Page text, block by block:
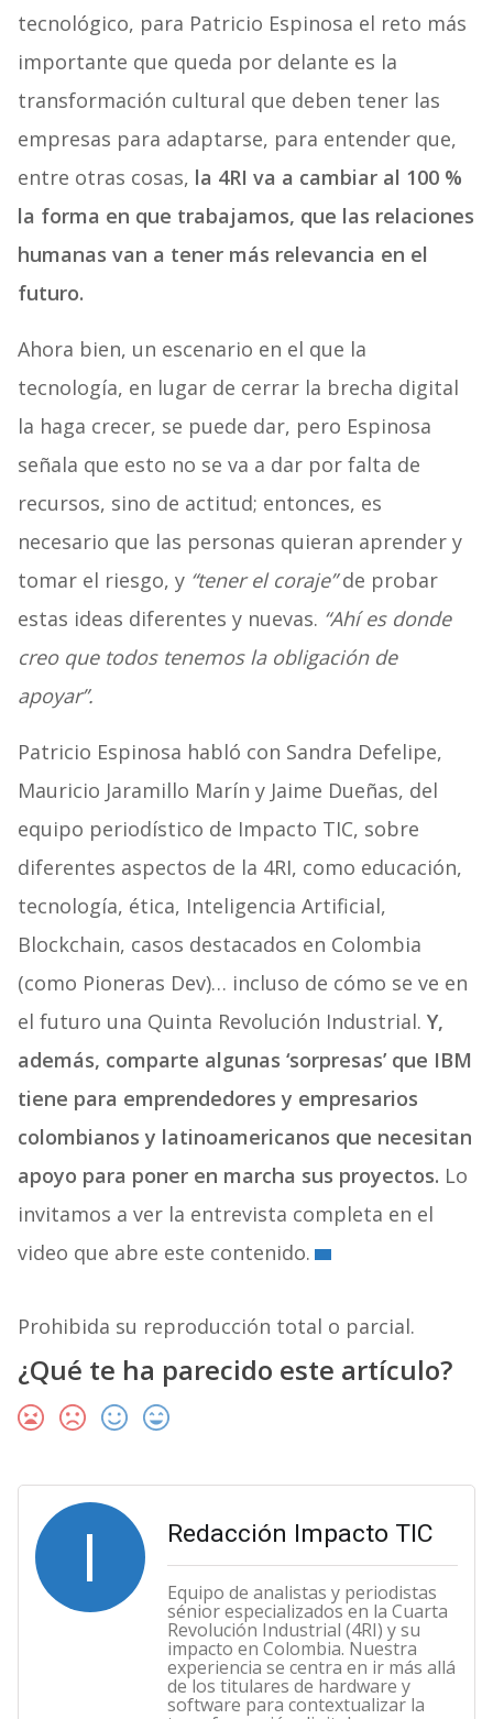
tecnológico, para Patricio Espinosa el reto más
importante que queda por delante es la
transformación cultural que deben tener las
empresas para adaptarse, para entender que,
entre otras cosas, la 4RI va a cambiar al 100 %
la forma en que trabajamos, que las relaciones
humanas van a tener más relevancia en el
futuro.
Ahora bien, un escenario en el que la
tecnología, en lugar de cerrar la brecha digital
la haga crecer, se puede dar, pero Espinosa
señala que esto no se va a dar por falta de
recursos, sino de actitud; entonces, es
necesario que las personas quieran aprender y
tomar el riesgo, y “tener el coraje”de probar
estas ideas diferentes y nuevas. “Ahí es donde
creo que todos tenemos la obligación de
apoyar”.
Patricio Espinosa habló con Sandra Defelipe,
Mauricio Jaramillo Marín y Jaime Dueñas, del
equipo periodístico de Impacto TIC, sobre
diferentes aspectos de la 4RI, como educación,
tecnología, ética, Inteligencia Artificial,
Blockchain, casos destacados en Colombia
(como Pioneras Dev)… incluso de cómo se ve en
el futuro una Quinta Revolución Industrial. Y,
además, comparte algunas ‘sorpresas’ que IBM
tiene para emprendedores y empresarios
colombianos y latinoamericanos que necesitan
apoyo para poner en marcha sus proyectos. Lo
invitamos a ver la entrevista completa en el
video que abre este contenido.
Prohibida su reproducción total o parcial.
¿Qué te ha parecido este artículo?
I Redacción Impacto TIC
Equipo de analistas y periodistas
sénior especializados en la Cuarta
Revolución Industrial (4RI) y su
impacto en Colombia. Nuestra
experiencia se centra en ir más allá
de los titulares de hardware y
software para contextualizar la